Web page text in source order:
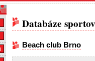
Databáze
Beach club Brno